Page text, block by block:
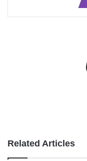
Related Articles